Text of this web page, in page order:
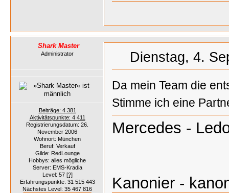
Shark Master
Administrator
Beiträge: 4 381
Aktivitätspunkte: 4 411
Registrierungsdatum: 26.
November 2006
Wohnort: München
Beruf: Verkauf
Gilde: RedLounge
Hobbys: alles mögliche
Server: EMS-Kradia
Level: 57 [?]
Erfahrungspunkte: 31 515 443
Nächstes Level: 35 467 816
Dienstag, 4.
Da mein Team die
Stimme ich eine
Mercedes -
Kanonier -